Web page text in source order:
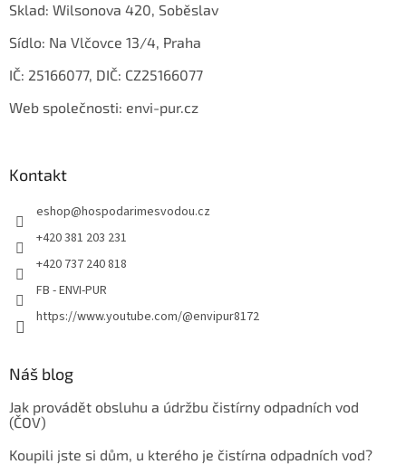
Sklad: Wilsonova 420, Soběslav
Sídlo: Na Vlčovce 13/4, Praha
IČ: 25166077, DIČ: CZ25166077
Web společnosti: envi-pur.cz
Kontakt
eshop@hospodarimesvodou.cz
+420 381 203 231
+420 737 240 818
FB - ENVI-PUR
https://www.youtube.com/@envipur8172
Náš blog
Jak provádět obsluhu a údržbu čistírny odpadních vod
(ČOV)
Koupili jste si dům, u kterého je čistírna odpadních vod?